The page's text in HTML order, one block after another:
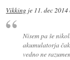
Vikking je 11. dec
Nisem pa še
akumulatorja
vedno ne